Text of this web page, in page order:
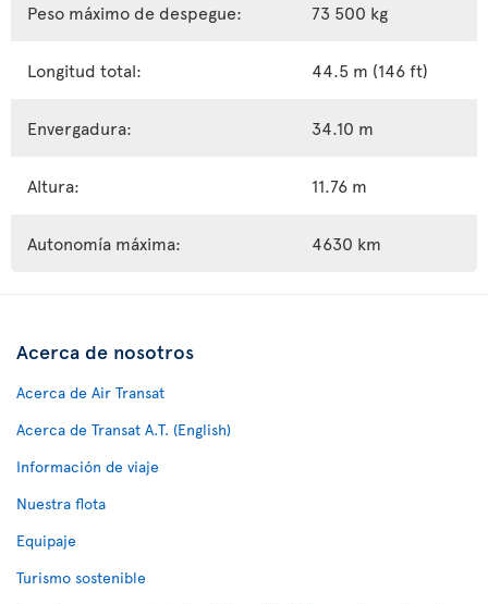
Peso máximo de despegue: 73 500 kg
Longitud total: 44.5 m (146 ft)
Envergadura: 34.10 m
Altura: 11.76 m
Autonomía máxima: 4630 km
Acerca de nosotros
Acerca de Air Transat
Acerca de Transat A.T. (English)
Información de viaje
Nuestra flota
Equipaje
Turismo sostenible